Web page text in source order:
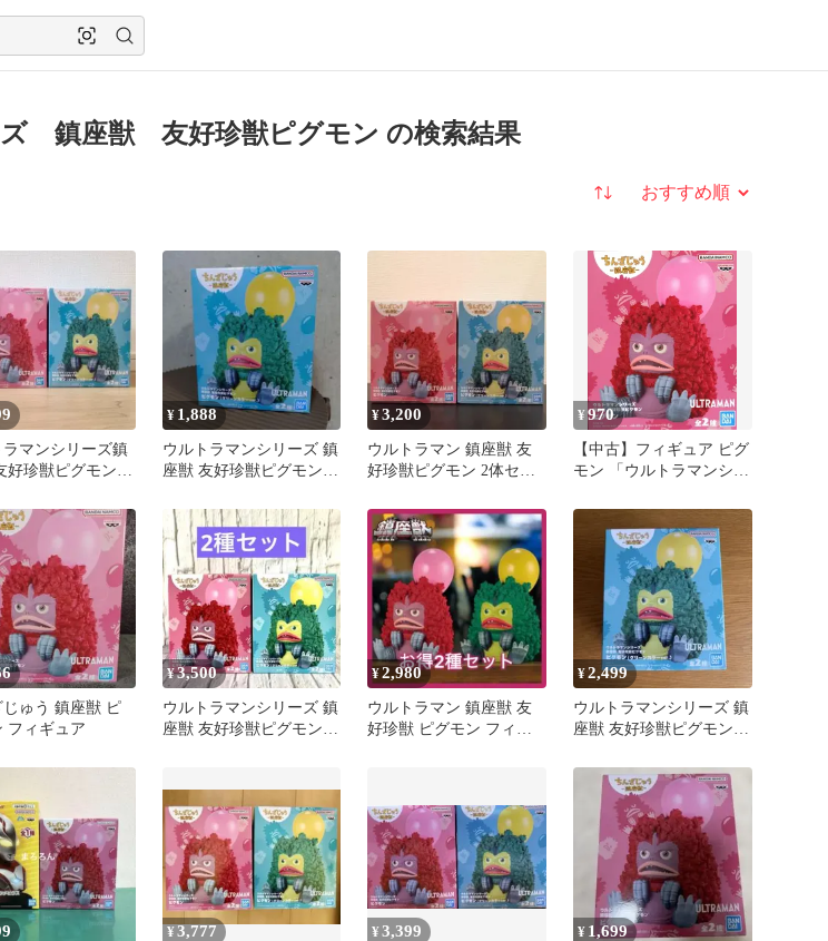
ズ 鎮座獣 友好珍獣ピグモン の検索結果
並び替え
ラマンシリーズ鎮
好珍獣ピグモン
¥ 1,888
ウルトラマンシリーズ 鎮
座獣 友好珍獣ピグモン
¥3,200
ウルトラマン 鎮座獣 友
好珍獣ピグモン 2体セッ
¥970
【中古】フィギュア ピグ
モン 「ウルトラマンシリ
ピグモン
じゅう 鎮座獣 ピ
フィギュア
¥3,500
ウルトラマンシリーズ 鎮
座獣 友好珍獣ピグモン 2
¥2,980
ウルトラマン 鎮座獣 友
好珍獣 ピグモン フィギ
¥2,499
ウルトラマンシリーズ 鎮
座獣 友好珍獣ピグモン
¥3,777 ¥3,399 ¥ 1,699